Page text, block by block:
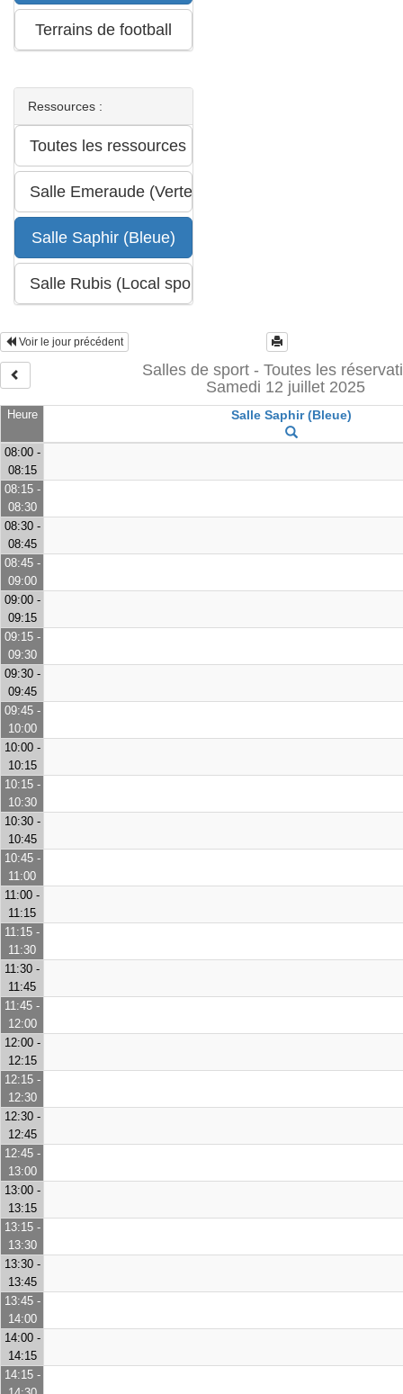
Ressources :
Voir le jour précédent
Salles de sport - Toutes les
Samedi 12 juillet 2025
Heure Salle Saphir (Bleue)
08:00 -
08:15
08:15 -
08:30
08:30 -
08:45
08:45 -
09:00
09:00 -
09:15
09:15 -
09:30
09:30 -
09:45
09:45 -
10:00
10:00 -
10:15
10:15 -
10:30
10:30 -
10:45
10:45 -
11:00
11:00 -
11:15
11:15 -
11:30
11:30 -
11:45
11:45 -
12:00
12:00 -
12:15
12:15 -
12:30
12:30 -
12:45
12:45 -
13:00
13:00 -
13:15
13:15 -
13:30
13:30 -
13:45
13:45 -
14:00
14:00 -
14:15
14:15 -